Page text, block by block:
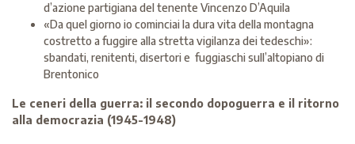
d’azione partigiana del tenente Vincenzo D’Aquila
«Da quel giorno io cominciai la dura vita della montagna
costretto a fuggire alla stretta vigilanza dei tedeschi»:
sbandati, renitenti, disertori e fuggiaschi sull’altopiano di
Brentonico
Le ceneri della guerra: il secondo dopoguerra e il ritorno
alla democrazia (1945-1948)